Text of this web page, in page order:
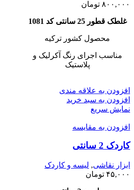
۸۰۰,۰۰۰ تومان
غلطک قطور 25 سانتی کد 1081
محصول کشور ترکیه
مناسب اجرای رنگ آکرلیک و
پلاستیک
افزودن به علاقه مندی
افزودن به سبد خرید
نمایش سریع
افزودن به مقایسه
کاردک 2 سانتی
ابزار نقاشی, لیسه و کاردک
۴۵,۰۰۰ تومان